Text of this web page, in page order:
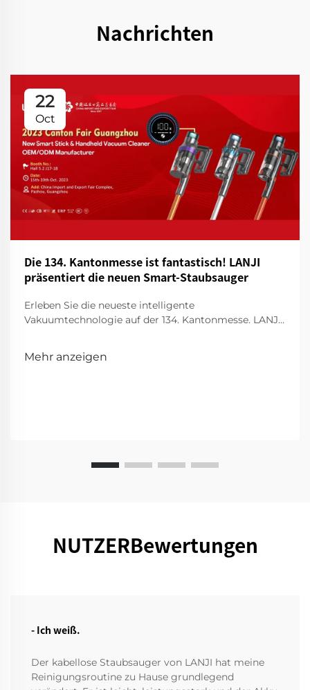
Nachrichten
22
Oct
Die 134. Kantonmesse ist fantastisch! LANJI
präsentiert die neuen Smart-Staubsauger
Erleben Sie die neueste intelligente
Vakuumtechnologie auf der 134. Kantonmesse. LANJI
für eine Vorführung!
Mehr anzeigen
NUTZERBewertungen
- Ich weiß.
Der kabellose Staubsauger von LANJI hat meine
Reinigungsroutine zu Hause grundlegend